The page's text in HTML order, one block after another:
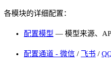
各模块的详细配置：
配置模型 — 模型来源、
配置通道 - 微信 / 飞书 /